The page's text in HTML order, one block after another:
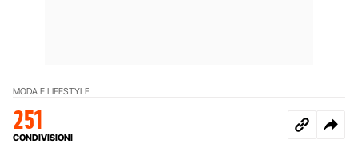
MODA E LIFESTYLE
251
CONDIVISIONI